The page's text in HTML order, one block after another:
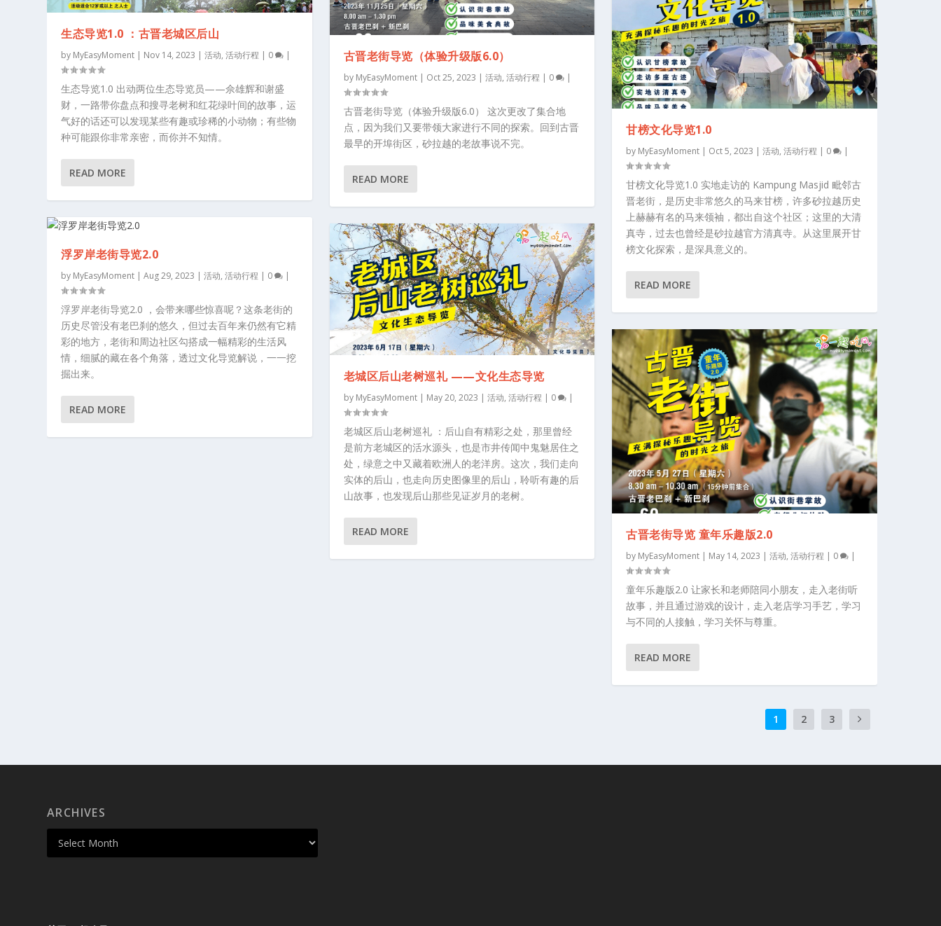
生态导览1.0 ：古晋老城区后山
by MyEasyMoment | Nov 14, 2023 |活动,活动行程 | 0 |
生态导览1.0 出动两位生态导览员——佘雄辉和谢盛
财，一路带你盘点和搜寻老树和红花绿叶间的故事，运
气好的话还可以发现某些有趣或珍稀的小动物；有些物
种可能跟你非常亲密，而你并不知情。
READ MORE
浮罗岸老街导览2.0
by MyEasyMoment |Aug 29, 2023 |活动,活动行程 | 0 |
浮罗岸老街导览2.0 ，会带来哪些惊喜呢？这条老街的
历史尽管没有老巴刹的悠久，但过去百年来仍然有它精
彩的地方，老街和周边社区勾搭成一幅精彩的生活风
情，细腻的藏在各个角落，透过文化导览解说，一一挖
掘出来。
READ MORE
古晋老街导览（体验升级版6.0）
by MyEasyMoment| Oct 25, 2023 | 活动, 活动行程 | 0 |
古晋老街导览（体验升级版6.0） 这次更改了集合地
点，因为我们又要带领大家进行不同的探索。回到古晋
最早的开埠街区，砂拉越的老故事说不完。
READ MORE
老城区后山老树巡礼 ——文化生态导览
by MyEasyMoment| May 20, 2023 | 活动, 活动行程 | 0 |
老城区后山老树巡礼 ：后山自有精彩之处，那里曾经
是前方老城区的活水源头，也是市井传闻中鬼魅居住之
处，绿意之中又藏着欧洲人的老洋房。这次，我们走向
实体的后山，也走向历史图像里的后山，聆听有趣的后
山故事，也发现后山那些见证岁月的老树。
READ MORE
甘榜文化导览1.0
by MyEasyMoment | Oct 5, 2023 |活动,活动行程 | 0 |
甘榜文化导览1.0 实地走访的 Kampung Masjid 毗邻古
晋老街，是历史非常悠久的马来甘榜，许多砂拉越历史
上赫赫有名的马来领袖，都出自这个社区；这里的大清
真寺，过去也曾经是砂拉越官方清真寺。从这里展开甘
榜文化探索，是深具意义的。
READ MORE
古晋老街导览 童年乐趣版2.0
by MyEasyMoment | May 14, 2023 |活动,活动行程 | 0 |
童年乐趣版2.0 让家长和老师陪同小朋友，走入老街听
故事，并且通过游戏的设计，走入老店学习手艺，学习
与不同的人接触，学习关怀与尊重。
READ MORE
1 2 3
ARCHIVES